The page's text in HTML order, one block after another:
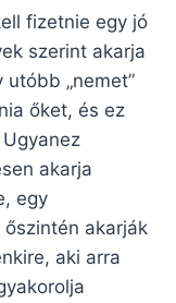
fizetnie egy jó
szerint akarja
„nemet”
őket, és ez
akarja
egy
akarják
aki arra